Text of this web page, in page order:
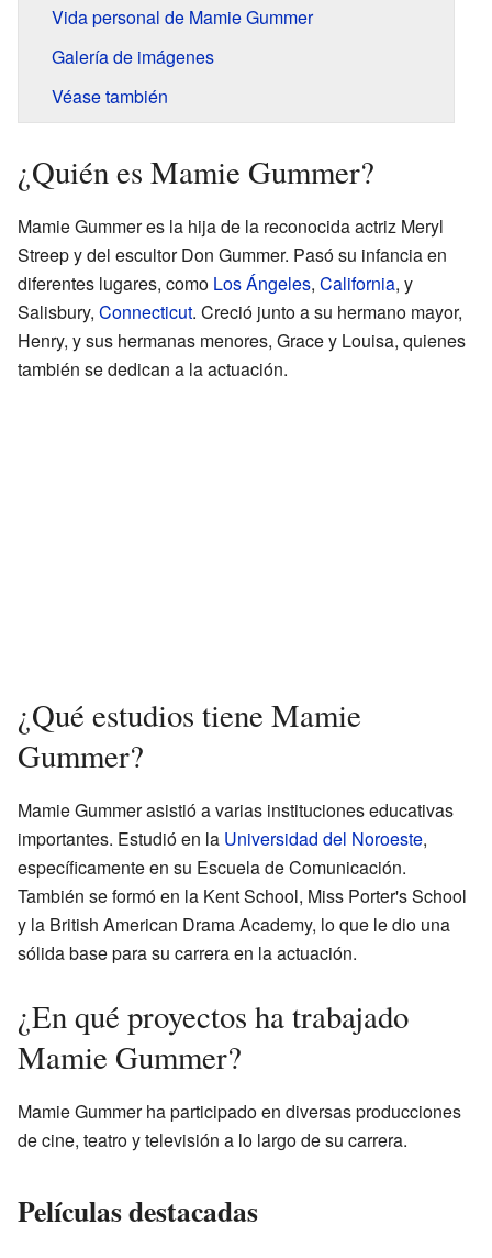
Vida personal de Mamie Gummer
Galería de imágenes
Véase también
¿Quién es Mamie Gummer?
Mamie Gummer es la hija de la reconocida actriz Meryl
Streep y del escultor Don Gummer. Pasó su infancia en
diferentes lugares, como Los Ángeles, California, y
Salisbury, Connecticut. Creció junto a su hermano mayor,
Henry, y sus hermanas menores, Grace y Louisa, quienes
también se dedican a la actuación.
¿Qué estudios tiene Mamie
Gummer?
Mamie Gummer asistió a varias instituciones educativas
importantes. Estudió en la Universidad del Noroeste,
específicamente en su Escuela de Comunicación.
También se formó en la Kent School, Miss Porter's School
y la British American Drama Academy, lo que le dio una
sólida base para su carrera en la actuación.
¿En qué proyectos ha trabajado
Mamie Gummer?
Mamie Gummer ha participado en diversas producciones
de cine, teatro y televisión a lo largo de su carrera.
Películas destacadas